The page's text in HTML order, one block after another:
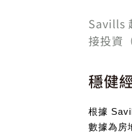
Savills
接投資
穩健
根據
數據為房